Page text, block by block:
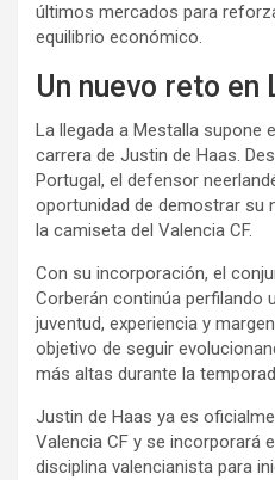
últimos mercados para
equilibrio económico.
Un nuevo reto en
La llegada a Mestalla supone
carrera de Justin de Haas.
Portugal, el defensor
oportunidad de demostrar su
la camiseta del Valencia CF.
Con su incorporación, el
Corberán continúa perfilando
juventud, experiencia y
objetivo de seguir
más altas durante la
Justin de Haas ya es
Valencia CF y se incorporará
disciplina valencianista para